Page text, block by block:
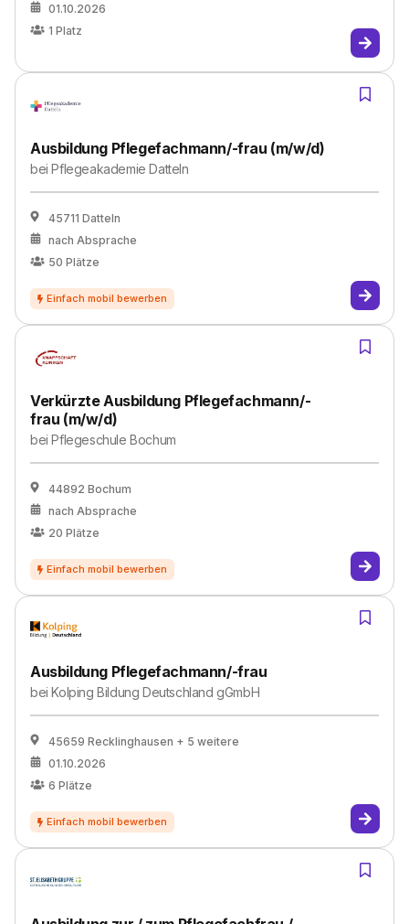
01.10.2026
1 Platz
Ausbildung Pflegefachmann/-frau (m/w/d)
beiPflegeakademie Datteln
45711 Datteln
nach Absprache
50 Plätze
Verkürzte Ausbildung Pflegefachmann/-
frau (m/w/d)
beiPflegeschule Bochum
44892 Bochum
nach Absprache
20 Plätze
Ausbildung Pflegefachmann/-frau
beiKolping Bildung Deutschland gGmbH
45659 Recklinghausen + 5 weitere
01.10.2026
6 Plätze